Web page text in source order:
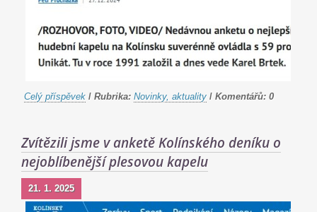
Celý příspěvek / Rubrika: Novinky, aktuality / Komentářů: 0
Zvítězili jsme v anketě Kolínského deníku o
nejoblíbenější plesovou kapelu
21. 1. 2025